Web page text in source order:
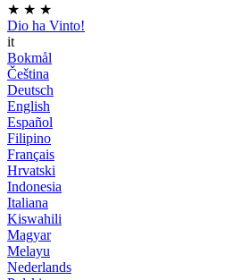
★ ★ ★
Dio ha Vinto!
it
Bokmål
Čeština
Deutsch
English
Español
Filipino
Français
Hrvatski
Indonesia
Italiana
Kiswahili
Magyar
Melayu
Nederlands